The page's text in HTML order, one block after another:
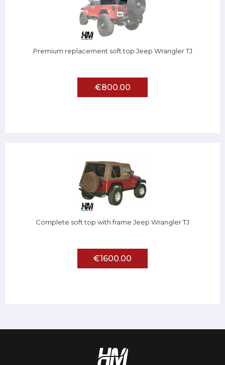
Premium replacement soft top Jeep Wrangler TJ
€800.00
Complete soft top with frame Jeep Wrangler TJ
€1600.00